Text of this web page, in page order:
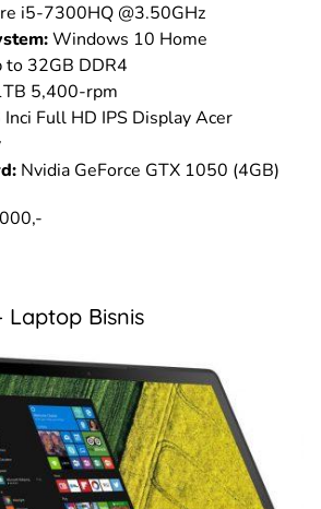
i5-7300HQ @3.50GHz
Windows 10 Home
to 32GB DDR4
5,400-rpm
Inci Full HD IPS Display Acer
Nvidia GeForce GTX 1050 (4GB)
Laptop Bisnis